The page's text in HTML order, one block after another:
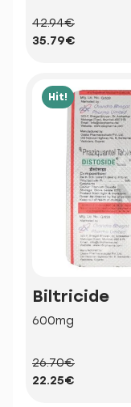
42.94€
35.79€
Hit!
Biltricide
600mg
26.70€
22.25€